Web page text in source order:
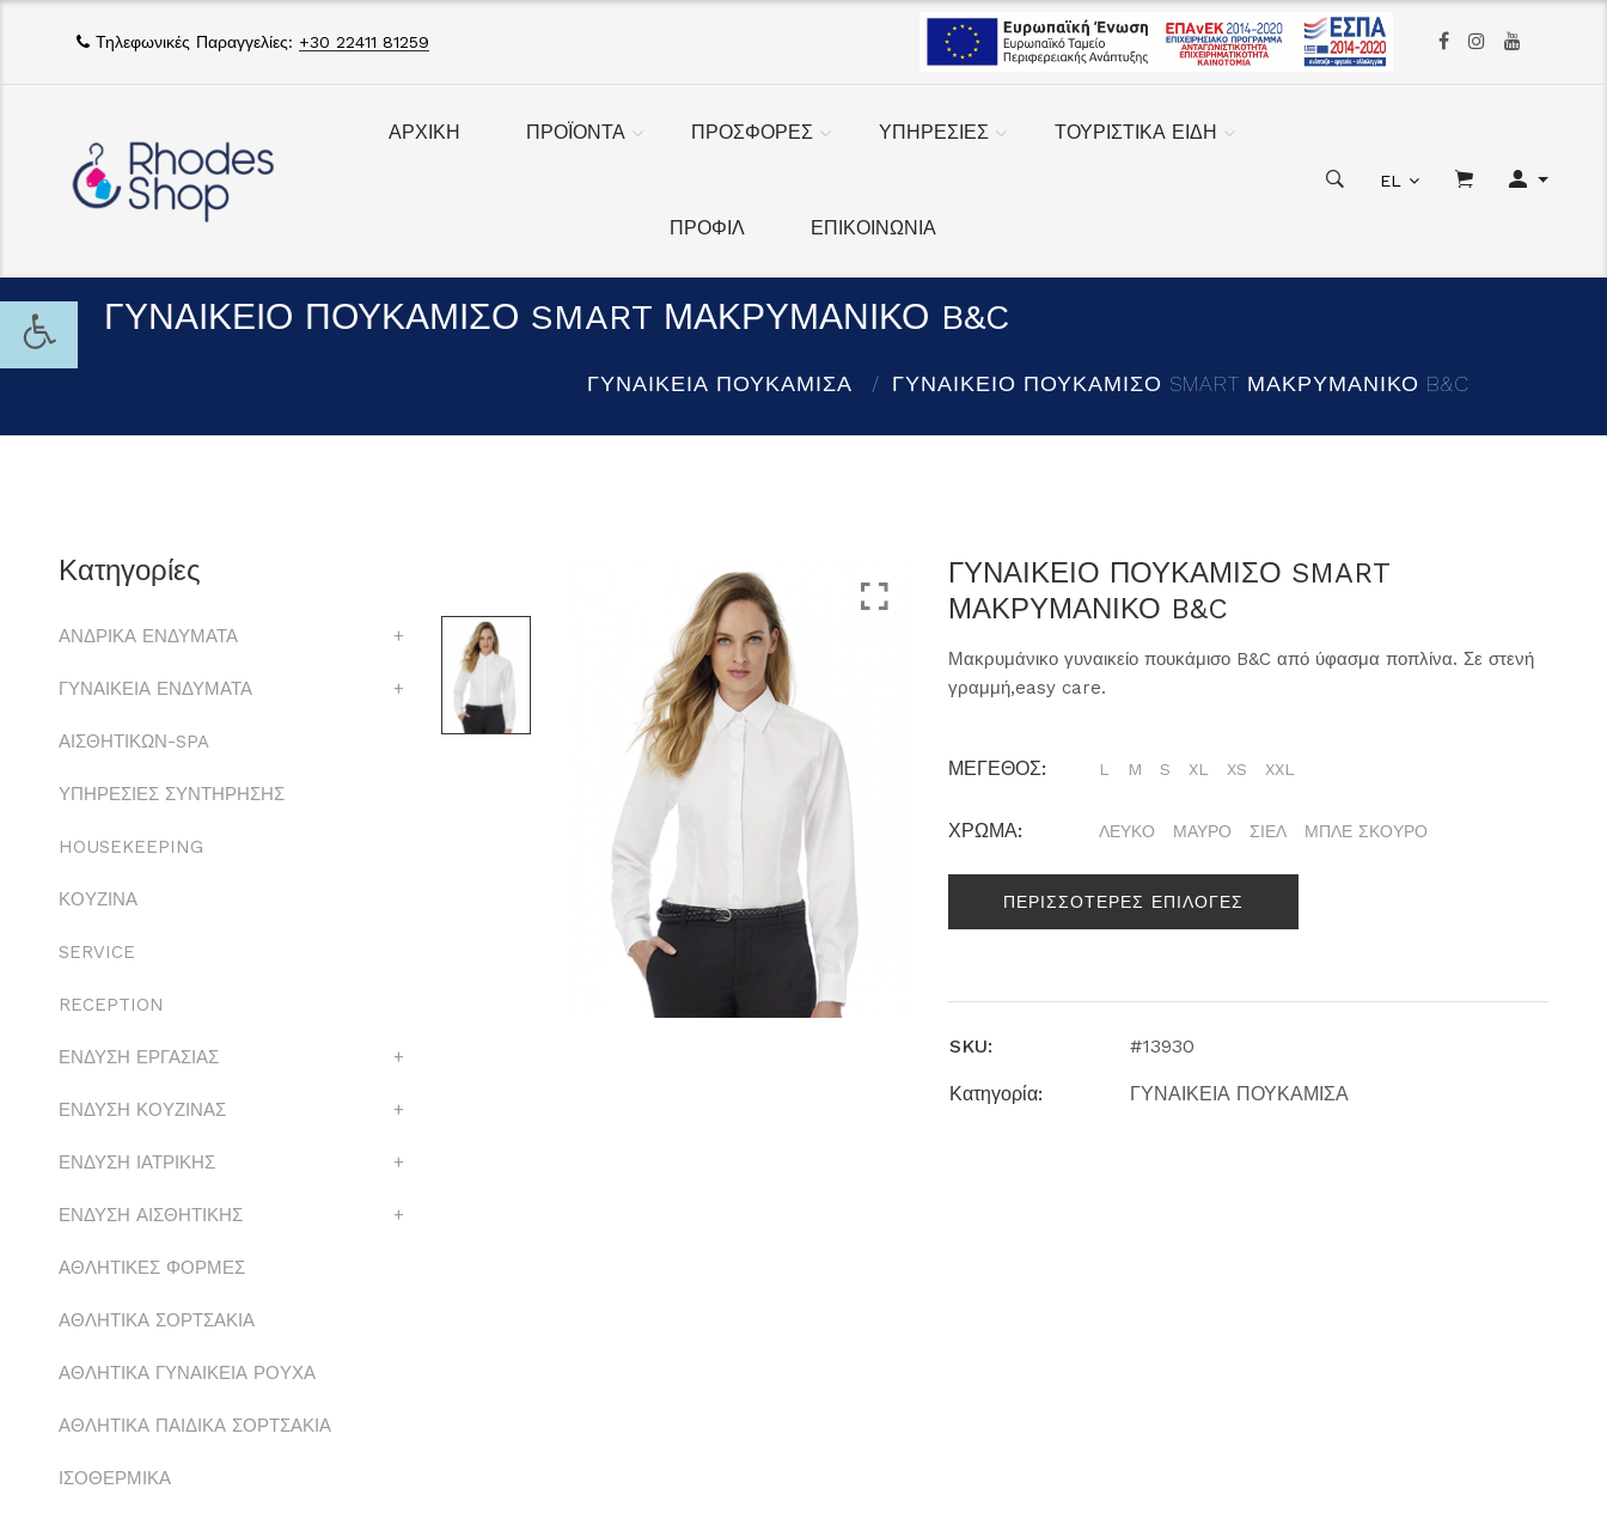
Τηλεφωνικές Παραγγελίες: +30 22411 81259
ΑΡΧΙΚΗ ΠΡΟΪΟΝΤΑ ΠΡΟΣΦΟΡΕΣ ΥΠΗΡΕΣΙΕΣ ΤΟΥΡΙΣΤΙΚΑ ΕΙΔΗ
ΠΡΟΦΙΛ ΕΠΙΚΟΙΝΩΝΙΑ
EL
ΓΥΝΑΙΚΕΙΟ ΠΟΥΚΑΜΙΣΟ SMART ΜΑΚΡΥΜΑΝΙΚΟ B&C
ΓΥΝΑΙΚΕΙΑ ΠΟΥΚΑΜΙΣΑ ΓΥΝΑΙΚΕΙΟ ΠΟΥΚΑΜΙΣΟ SMART ΜΑΚΡΥΜΑΝΙΚΟ B&C
Κατηγορίες
ΑΝΔΡΙΚΑ ΕΝΔΥΜΑΤΑ +
ΓΥΝΑΙΚΕΙΑ ΕΝΔΥΜΑΤΑ +
ΑΙΣΘΗΤΙΚΩΝ-SPA
ΥΠΗΡΕΣΙΕΣ ΣΥΝΤΗΡΗΣΗΣ
HOUSEKEEPING
ΚΟΥΖΙΝΑ
SERVICE
RECEPTION
ΕΝΔΥΣΗ ΕΡΓΑΣΙΑΣ +
ΕΝΔΥΣΗ ΚΟΥΖΙΝΑΣ +
ΕΝΔΥΣΗ ΙΑΤΡΙΚΗΣ +
ΕΝΔΥΣΗ ΑΙΣΘΗΤΙΚΗΣ +
ΑΘΛΗΤΙΚΕΣ ΦΟΡΜΕΣ
ΑΘΛΗΤΙΚΑ ΣΟΡΤΣΑΚΙΑ
ΑΘΛΗΤΙΚΑ ΓΥΝΑΙΚΕΙΑ ΡΟΥΧΑ
ΑΘΛΗΤΙΚΑ ΠΑΙΔΙΚΑ ΣΟΡΤΣΑΚΙΑ
ΙΣΟΘΕΡΜΙΚΑ
ΓΥΝΑΙΚΕΙΟ ΠΟΥΚΑΜΙΣΟ SMART
ΜΑΚΡΥΜΑΝΙΚΟ B&C
Μακρυμάνικο γυναικείο πουκάμισο B&C από ύφασμα ποπλίνα. Σε στενή
γραμμή,easy care.
ΜΕΓΕΘΟΣ: L M S XL XS XXL
ΧΡΩΜΑ: ΛΕΥΚΟ ΜΑΥΡΟ ΣΙΕΛ ΜΠΛΕ ΣΚΟΥΡΟ
ΠΕΡΙΣΣΟΤΕΡΕΣ ΕΠΙΛΟΓΕΣ
SKU: #13930
Κατηγορία: ΓΥΝΑΙΚΕΙΑ ΠΟΥΚΑΜΙΣΑ